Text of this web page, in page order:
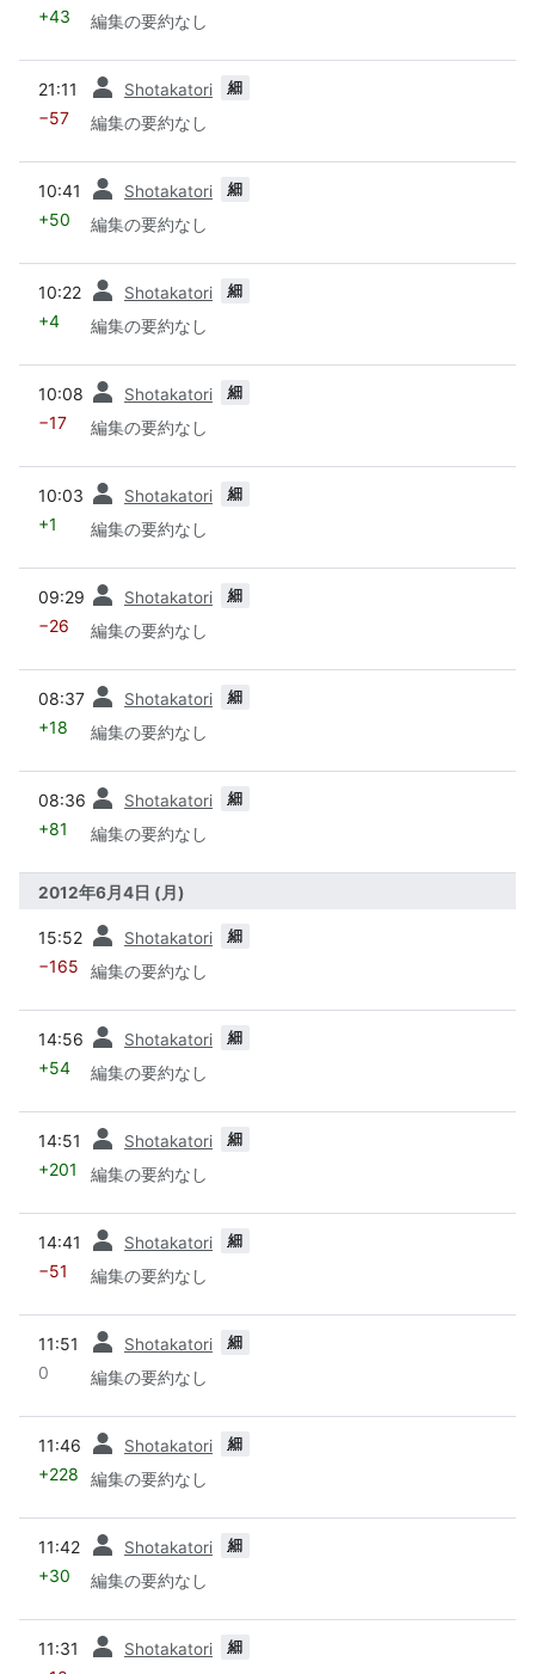
+43 編集の要約なし
21:11 Shotakatori 細
−57 編集の要約なし
10:41 Shotakatori 細
+50 編集の要約なし
10:22 Shotakatori 細
+4 編集の要約なし
10:08 Shotakatori 細
−17 編集の要約なし
10:03 Shotakatori 細
+1 編集の要約なし
09:29 Shotakatori 細
−26 編集の要約なし
08:37 Shotakatori 細
+18 編集の要約なし
08:36 Shotakatori 細
+81 編集の要約なし
2012年6月4日 (月)
15:52 Shotakatori 細
−165 編集の要約なし
14:56 Shotakatori 細
+54 編集の要約なし
14:51 Shotakatori 細
+201 編集の要約なし
14:41 Shotakatori 細
−51 編集の要約なし
11:51 Shotakatori 細
0 編集の要約なし
11:46 Shotakatori 細
+228 編集の要約なし
11:42 Shotakatori 細
+30 編集の要約なし
11:31 Shotakatori 細